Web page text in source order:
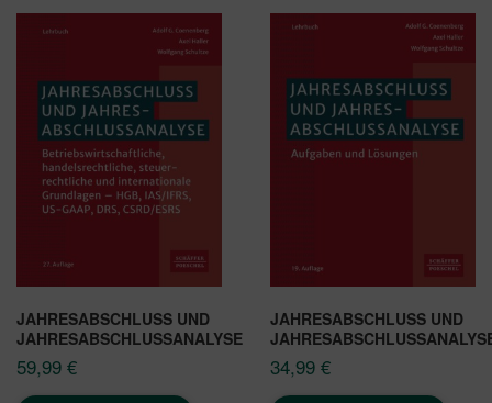
JAHRESABSCHLUSS UND
JAHRESABSCHLUSSANALYSE
59,99 €
JAHRESABSCHLUSS UND
34,99 €